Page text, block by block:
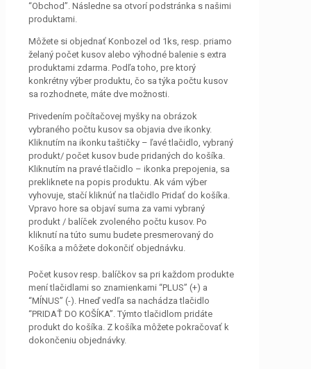
“Obchod”. Následne sa otvorí podstránka s našimi
produktami.
Môžete si objednať Konbozel od 1ks, resp. priamo
želaný počet kusov alebo výhodné balenie s extra
produktami zdarma. Podľa toho, pre ktorý
konkrétny výber produktu, čo sa týka počtu kusov
sa rozhodnete, máte dve možnosti.
Privedením počítačovej myšky na obrázok
vybraného počtu kusov sa objavia dve ikonky.
Kliknutím na ikonku taštičky – ľavé tlačidlo, vybraný
produkt/ počet kusov bude pridaných do košíka.
Kliknutím na pravé tlačidlo – ikonka prepojenia, sa
prekliknete na popis produktu. Ak vám výber
vyhovuje, stačí kliknúť na tlačidlo Pridať do košíka.
Vpravo hore sa objaví suma za vami vybraný
produkt / balíček zvoleného počtu kusov. Po
kliknutí na túto sumu budete presmerovaný do
Košíka a môžete dokončiť objednávku.
Počet kusov resp. balíčkov sa pri každom produkte
mení tlačidlami so znamienkami “PLUS” (+) a
“MÍNUS” (-). Hneď vedľa sa nachádza tlačidlo
“PRIDAŤ DO KOŠÍKA”. Týmto tlačidlom pridáte
produkt do košíka. Z košíka môžete pokračovať k
dokončeniu objednávky.